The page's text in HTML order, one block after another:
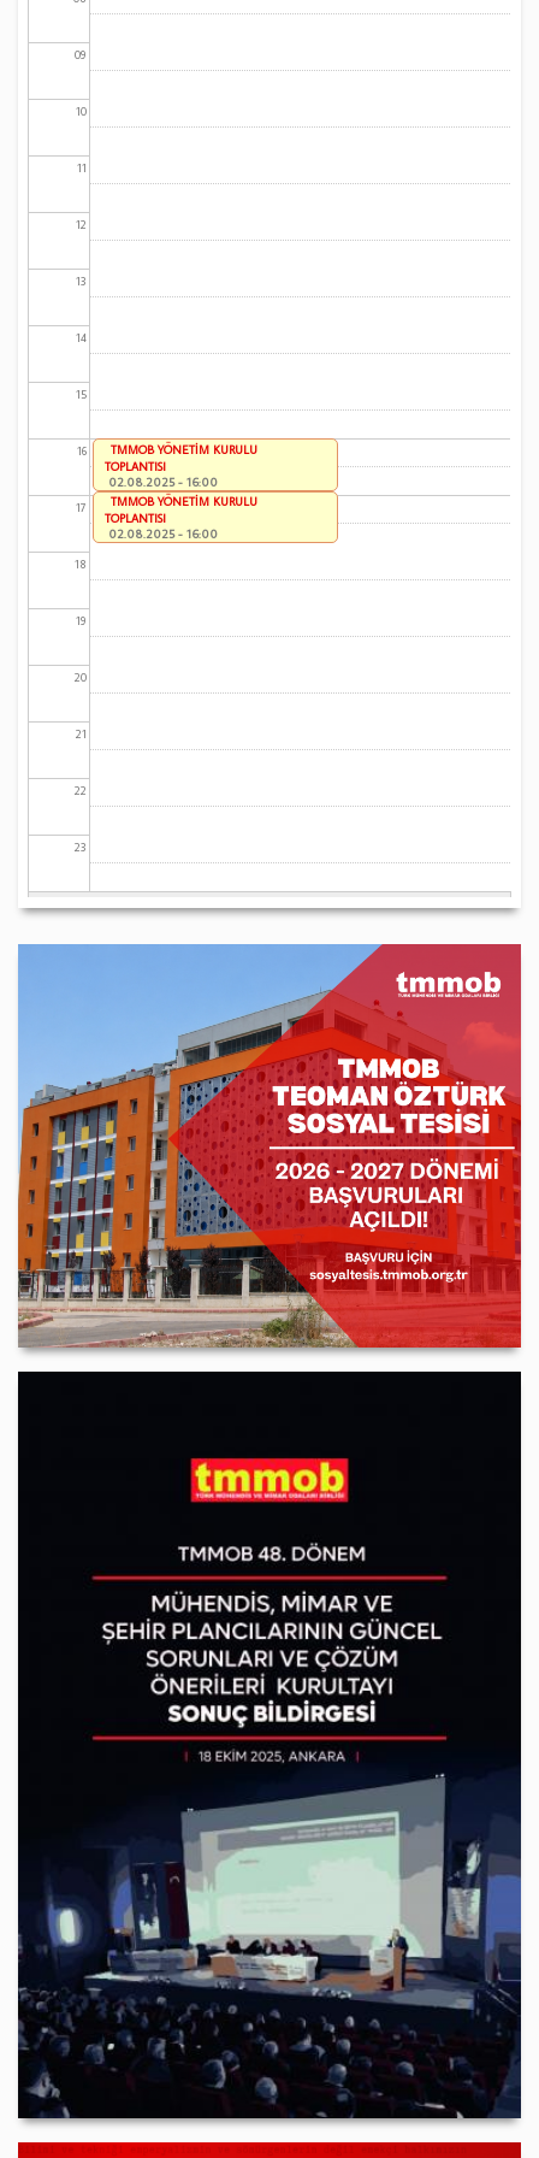
09
10
11
12
13
14
15
16
17
18
19
20
21
22
23
TMMOB YÖNETİM KURULU
TOPLANTISI
02.08.2025 - 16:00
TMMOB YÖNETİM KURULU
TOPLANTISI
02.08.2025 - 16:00